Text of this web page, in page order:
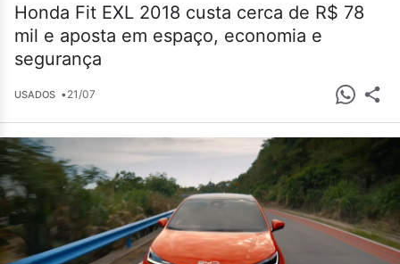
Honda Fit EXL 2018 custa cerca de R$ 78
mil e aposta em espaço, economia e
segurança
USADOS •21/07